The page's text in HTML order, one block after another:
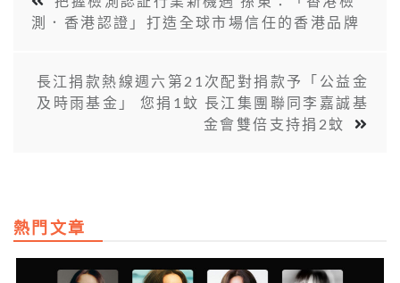
測．香港認證」打造全球市場信任的香港品牌
長江捐款熱線週六第21次配對捐款予「公益金
及時雨基金」 您捐1蚊 長江集團聯同李嘉誠基
金會雙倍支持捐2蚊
熱門文章